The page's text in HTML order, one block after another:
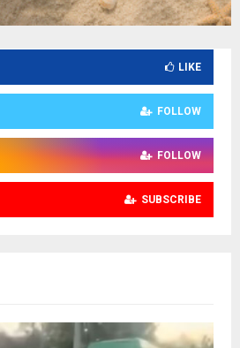
LIKE
FOLLOW
FOLLOW
SUBSCRIBE